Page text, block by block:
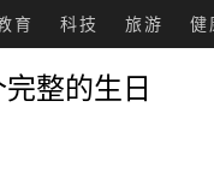
育 科技 旅游 健
整的生日